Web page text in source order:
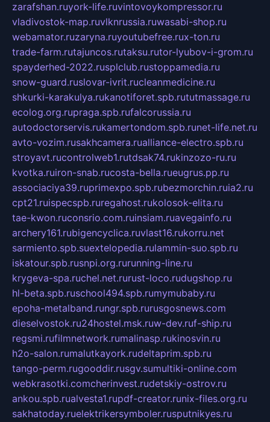
zarafshan.ruyork-life.ruvintovoykompressor.ru
vladivostok-map.ruvlknrussia.ruwasabi-shop.ru
webamator.ruzaryna.ruyoutubefree.rux-ton.ru
trade-farm.rutajuncos.rutaksu.rutor-lyubov-i-grom.ru
spayderhed-2022.rusplclub.rustoppamedia.ru
snow-guard.ruslovar-ivrit.rucleanmedicine.ru
shkurki-karakulya.rukanotiforet.spb.rututmassage.ru
ecolog.org.rupraga.spb.rufalcorussia.ru
autodoctorservis.rukamertondom.spb.runet-life.net.ru
avto-vozim.rusakhcamera.rualliance-electro.spb.ru
stroyavt.rucontrolweb1.rutdsak74.rukinzozo-ru.ru
kvotka.ruiron-snab.rucosta-bella.rueugrus.pp.ru
associaciya39.ruprimexpo.spb.rubezmorchin.ruia2.ru
cpt21.ruispecspb.ruregahost.rukolosok-elita.ru
tae-kwon.ruconsrio.com.ruinsiam.ruavegainfo.ru
archery161.rubigencyclica.ruvlast16.rukorru.net
sarmiento.spb.suextelopedia.rulammin-suo.spb.ru
iskatour.spb.rusnpi.org.rurunning-line.ru
krygeva-spa.ruchel.net.rurust-loco.rudugshop.ru
hl-beta.spb.ruschool494.spb.rumymubaby.ru
epoha-metalband.rungr.spb.rurusgosnews.com
dieselvostok.ru24hostel.msk.ruw-dev.ruf-ship.ru
regsmi.rufilmnetwork.rumalinasp.rukinosvin.ru
h2o-salon.rumalutkayork.rudeltaprim.spb.ru
tango-perm.rugooddir.rusgv.sumultiki-online.com
webkrasotki.comcherinvest.rudetskiy-ostrov.ru
ankou.spb.rualvesta1.rupdf-creator.runix-files.org.ru
sakhatoday.ruelektrikersymboler.rusputnikyes.ru